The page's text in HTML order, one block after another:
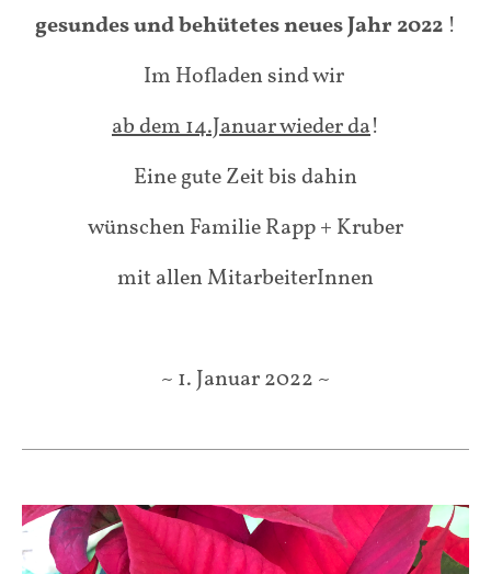
gesundes und behütetes neues Jahr 2022 !
Im Hofladen sind wir
ab dem 14.Januar wieder da!
Eine gute Zeit bis dahin
wünschen Familie Rapp + Kruber
mit allen MitarbeiterInnen
~ 1. Januar 2022 ~